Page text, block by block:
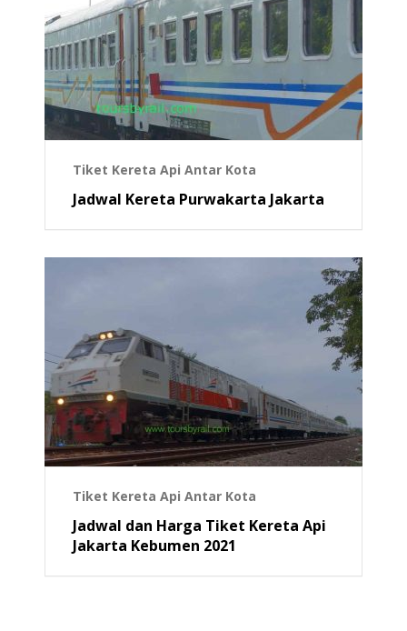
Tiket Kereta Api Antar Kota
Jadwal Kereta Purwakarta Jakarta
Tiket Kereta Api Antar Kota
Jadwal dan Harga Tiket Kereta Api
Jakarta Kebumen 2021